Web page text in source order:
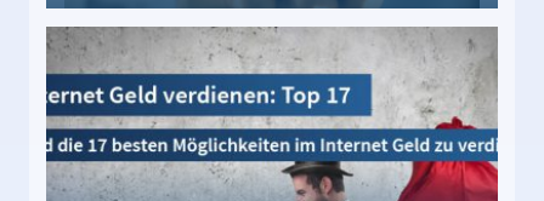
besten Möglichkeiten